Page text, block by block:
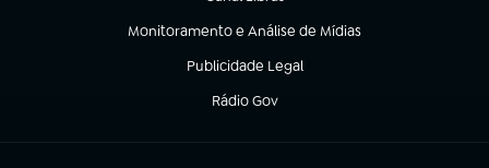
Monitoramento e Análise de Mídias
(abre em nova aba)
Publicidade Legal
(abre em nova aba)
Rádio Gov
(abre em nova aba)